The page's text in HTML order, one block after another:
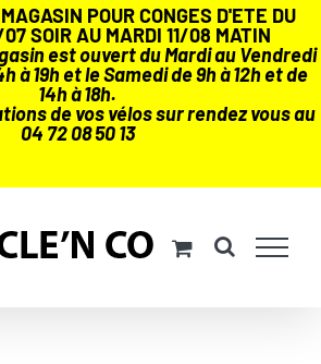
POUR CONGES D'ETE DU
SOIR AU MARDI 11/08 MATIN
est ouvert du Mardi au Vendredi
à 19h et le Samedi de 9h à 12h et de
14h à 18h.
de vos vélos sur rendez vous au
04 72 08 50 13